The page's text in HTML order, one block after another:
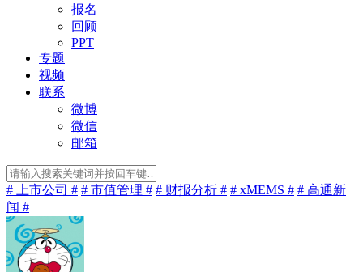
报名
回顾
PPT
专题
视频
联系
微博
微信
邮箱
# 上市公司 # # 市值管理 # # 财报分析 # # xMEMS # # 高通新
闻 #